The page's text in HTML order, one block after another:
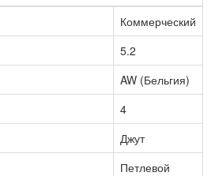
Коммерческий
5.2
AW (Бельгия)
4
Джут
Петлевой